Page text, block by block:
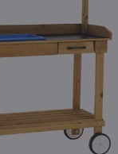
Do košíka